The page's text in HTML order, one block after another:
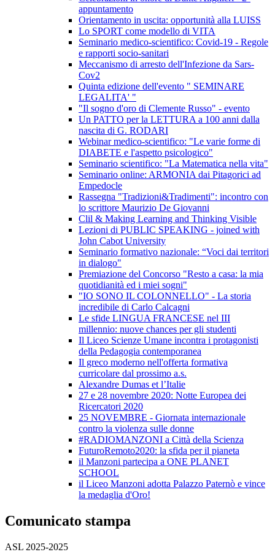
appuntamento
Orientamento in uscita: opportunità alla LUISS
Lo SPORT come modello di VITA
Seminario medico-scientifico: Covid-19 - Regole
e rapporti socio-sanitari
Meccanismo di arresto dell'Infezione da Sars-
Cov2
Quinta edizione dell'evento " SEMINARE
LEGALITA' "
"Il sogno d'oro di Clemente Russo" - evento
Un PATTO per la LETTURA a 100 anni dalla
nascita di G. RODARI
Webinar medico-scientifico: "Le varie forme di
DIABETE e l'aspetto psicologico"
Seminario scientifico: "La Matematica nella vita"
Seminario online: ARMONIA dai Pitagorici ad
Empedocle
Rassegna "Tradizioni&Tradimenti": incontro con
lo scrittore Maurizio De Giovanni
Clil & Making Learning and Thinking Visible
Lezioni di PUBLIC SPEAKING - joined with
John Cabot University
Seminario formativo nazionale: “Voci dai territori
in dialogo"
Premiazione del Concorso "Resto a casa: la mia
quotidianità ed i miei sogni"
"IO SONO IL COLONNELLO" - La storia
incredibile di Carlo Calcagni
Le sfide LINGUA FRANCESE nel III
millennio: nuove chances per gli studenti
Il Liceo Scienze Umane incontra i protagonisti
della Pedagogia contemporanea
Il greco moderno nell'offerta formativa
curricolare dal prossimo a.s.
Alexandre Dumas et l’Italie
27 e 28 novembre 2020: Notte Europea dei
Ricercatori 2020
25 NOVEMBRE - Giornata internazionale
contro la violenza sulle donne
#RADIOMANZONI a Città della Scienza
FuturoRemoto2020: la sfida per il pianeta
il Manzoni partecipa a ONE PLANET
SCHOOL
il Liceo Manzoni adotta Palazzo Paternò e vince
la medaglia d'Oro!
Comunicato stampa
ASL 2025-2025